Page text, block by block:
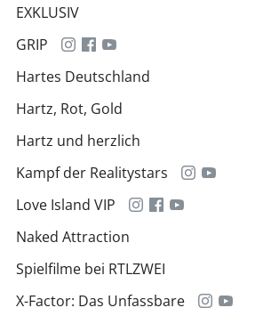
EXKLUSIV
GRIP
Hartes Deutschland
Hartz, Rot, Gold
Hartz und herzlich
Kampf der Realitystars
Love Island VIP
Naked Attraction
Spielfilme bei RTLZWEI
X-Factor: Das Unfassbare